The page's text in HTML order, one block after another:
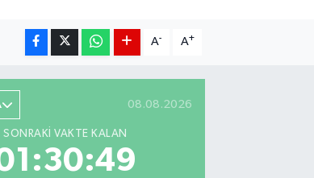
A- A+
08.08.2026
SONRAKI VAKTE KALAN